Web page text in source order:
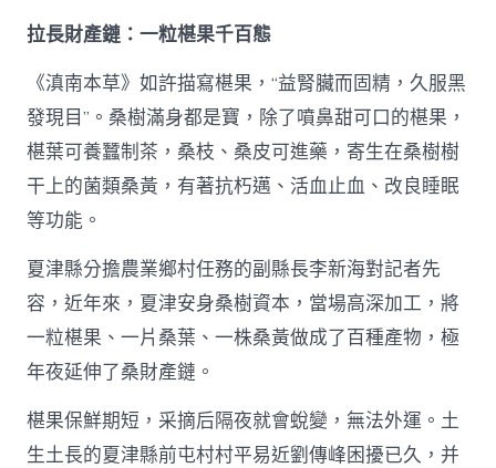
拉長財產鏈：一粒椹果千百態
《滇南本草》如許描寫椹果，“益腎臟而固精，久服黑
發現目”。桑樹滿身都是寶，除了噴鼻甜可口的椹果，
椹葉可養蠶制茶，桑枝、桑皮可進藥，寄生在桑樹樹
干上的菌類桑黃，有著抗朽邁、活血止血、改良睡眠
等功能。
夏津縣分擔農業鄉村任務的副縣長李新海對記者先
容，近年來，夏津安身桑樹資本，當場高深加工，將
一粒椹果、一片桑葉、一株桑黃做成了百種產物，極
年夜延伸了桑財產鏈。
椹果保鮮期短，采摘后隔夜就會蛻變，無法外運。土
生土長的夏津縣前屯村村平易近劉傳峰困擾已久，并